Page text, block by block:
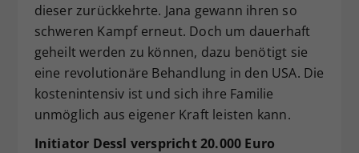
dieser zurückkehrte. Jana gewann ihren so
schweren Kampf erneut. Doch um dauerhaft
geheilt werden zu können, dazu benötigt sie
eine revolutionäre Behandlung in den USA. Die
kostenintensiv ist und sich ihre Familie
unmöglich aus eigener Kraft leisten kann.
Initiator Dessl verspricht 20.000 Euro